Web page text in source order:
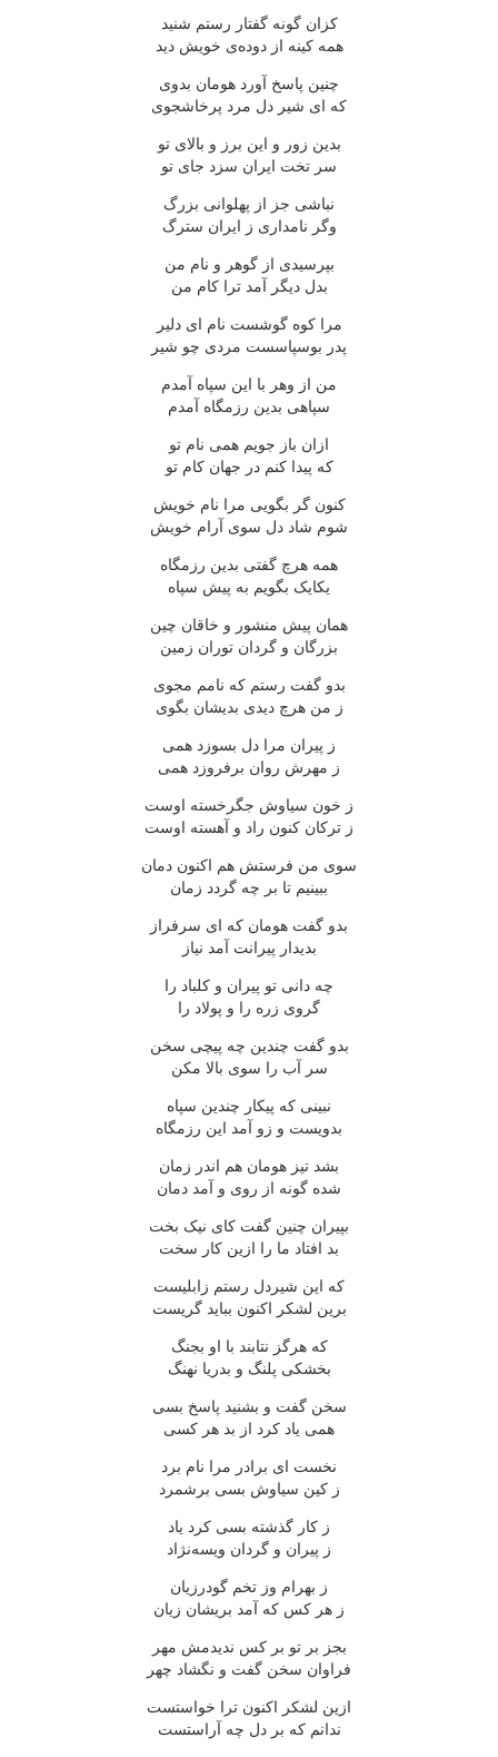
کزان گونه گفتار رستم شنید
همه کینه از دوده‌ی خویش دید
چنین پاسخ آورد هومان بدوی
که ای شیر دل مرد پرخاشجوی
بدین زور و این برز و بالای تو
سر تخت ایران سزد جای تو
نباشی جز از پهلوانی بزرگ
وگر نامداری ز ایران سترگ
بپرسیدی از گوهر و نام من
بدل دیگر آمد ترا کام من
مرا کوه گوشست نام ای دلیر
پدر بوسپاسست مردی چو شیر
من از وهر با این سپاه آمدم
سپاهی بدین رزمگاه آمدم
ازان باز جویم همی نام تو
که پیدا کنم در جهان کام تو
کنون گر بگویی مرا نام خویش
شوم شاد دل سوی آرام خویش
همه هرچ گفتی بدین رزمگاه
یکایک بگویم به پیش سپاه
همان پیش منشور و خاقان چین
بزرگان و گردان توران زمین
بدو گفت رستم که نامم مجوی
ز من هرچ دیدی بدیشان بگوی
ز پیران مرا دل بسوزد همی
ز مهرش روان برفروزد همی
ز خون سیاوش جگرخسته اوست
ز ترکان کنون راد و آهسته اوست
سوی من فرستش هم اکنون دمان
ببینیم تا بر چه گردد زمان
بدو گفت هومان که ای سرفراز
بدیدار پیرانت آمد نیاز
چه دانی تو پیران و کلباد را
گروی زره را و پولاد را
بدو گفت چندین چه پیچی سخن
سر آب را سوی بالا مکن
نبینی که پیکار چندین سپاه
بدویست و زو آمد این رزمگاه
بشد تیز هومان هم اندر زمان
شده گونه از روی و آمد دمان
بپیران چنین گفت کای نیک بخت
بد افتاد ما را ازین کار سخت
که این شیردل رستم زابلیست
برین لشکر اکنون بباید گریست
که هرگز نتابند با او بجنگ
بخشکی پلنگ و بدریا نهنگ
سخن گفت و بشنید پاسخ بسی
همی یاد کرد از بد هر کسی
نخست ای برادر مرا نام برد
ز کین سیاوش بسی برشمرد
ز کار گذشته بسی کرد یاد
ز پیران و گردان ویسه‌نژاد
ز بهرام وز تخم گودرزیان
ز هر کس که آمد بریشان زیان
بجز بر تو بر کس ندیدمش مهر
فراوان سخن گفت و نگشاد چهر
ازین لشکر اکنون ترا خواستست
ندانم که بر دل چه آراستست